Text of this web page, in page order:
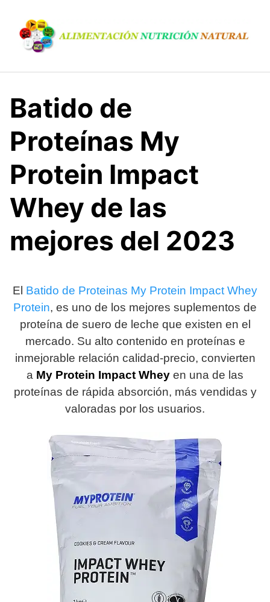
Batido de
Proteínas My
Protein Impact
Whey de las
mejores del 2023
El Batido de Proteinas My Protein Impact Whey
Protein, es uno de los mejores suplementos de
proteína de suero de leche que existen en el
mercado. Su alto contenido en proteínas e
inmejorable relación calidad-precio, convierten
a My Protein Impact Whey en una de las
proteínas de rápida absorción, más vendidas y
valoradas por los usuarios.